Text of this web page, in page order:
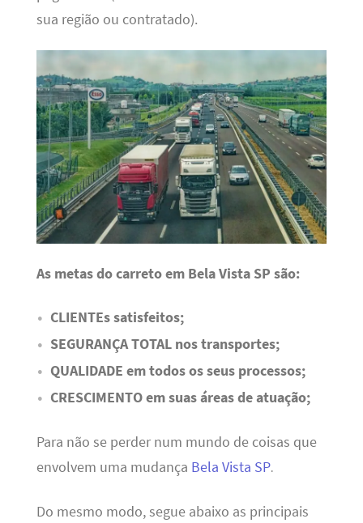
sua região ou contratado).
As metas do carreto em Bela Vista SP são:
CLIENTEs satisfeitos;
SEGURANÇA TOTAL nos transportes;
QUALIDADE em todos os seus processos;
CRESCIMENTO em suas áreas de atuação;
Para não se perder num mundo de coisas que
envolvem uma mudança Bela Vista SP.
Do mesmo modo, segue abaixo as principais